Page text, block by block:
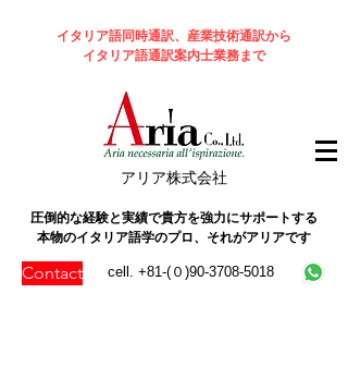
イタリア語同時通訳、産業技術通訳から
イタリア語通訳案内士業務まで
​アリア株式会社
圧倒的な経験と実績で貴方を強力にサポートする
本物のイタリア語学のプロ、それがアリアです
Contact cell. +81-(０)90-3708-5018